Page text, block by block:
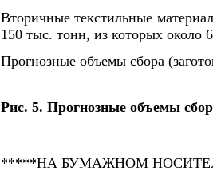
Вторичные текстильные
150 тыс. тонн, из которых около
Прогнозные объемы сбора
Рис. 5. Прогнозные объемы
*****НА БУМАЖНОМ